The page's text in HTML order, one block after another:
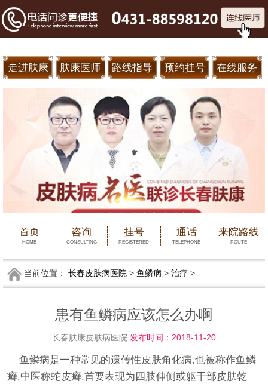
走进肤康 肤康医师 路线指导 预约挂号 在线服务
首页
HOME
咨询
CONSULTING
挂号
REGISTERED
通话
TELEPHONE
来院路线
ROUTE
当前位置： 长春皮肤病医院> 鱼鳞病 > 治疗 >
患有鱼鳞病应该怎么办啊
长春肤康皮肤病医院 发布时间：2018-11-20
鱼鳞病是一种常见的遗传性皮肤角化病,也被称作鱼鳞
癣,中医称蛇皮癣.首要表现为四肢伸侧或躯干部皮肤乾